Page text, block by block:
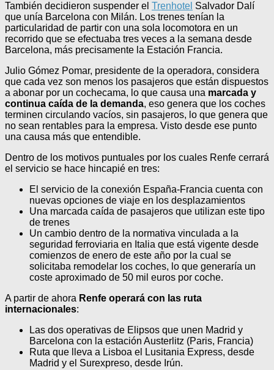
También decidieron suspender el Trenhotel Salvador Dalí
que unía Barcelona con Milán. Los trenes tenían la
particularidad de partir con una sola locomotora en un
recorrido que se efectuaba tres veces a la semana desde
Barcelona, más precisamente la Estación Francia.
Julio Gómez Pomar, presidente de la operadora, considera
que cada vez son menos los pasajeros que están dispuestos
a abonar por un cochecama, lo que causa una marcada y
continua caída de la demanda, eso genera que los coches
terminen circulando vacíos, sin pasajeros, lo que genera que
no sean rentables para la empresa. Visto desde ese punto
una causa más que entendible.
Dentro de los motivos puntuales por los cuales Renfe cerrará
el servicio se hace hincapié en tres:
El servicio de la conexión España-Francia cuenta con
nuevas opciones de viaje en los desplazamientos
Una marcada caída de pasajeros que utilizan este tipo
de trenes
Un cambio dentro de la normativa vinculada a la
seguridad ferroviaria en Italia que está vigente desde
comienzos de enero de este año por la cual se
solicitaba remodelar los coches, lo que generaría un
coste aproximado de 50 mil euros por coche.
A partir de ahora Renfe operará con las ruta
internacionales:
Las dos operativas de Elipsos que unen Madrid y
Barcelona con la estación Austerlitz (Paris, Francia)
Ruta que lleva a Lisboa el Lusitania Express, desde
Madrid y el Surexpreso, desde Irún.